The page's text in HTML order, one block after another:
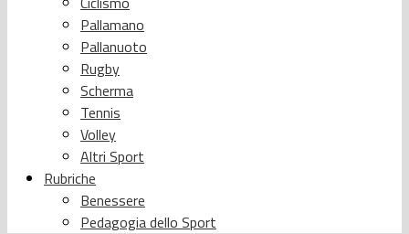
Pallamano
Pallanuoto
Rugby
Scherma
Tennis
Volley
Altri Sport
Rubriche
Benessere
Pedagogia dello Sport